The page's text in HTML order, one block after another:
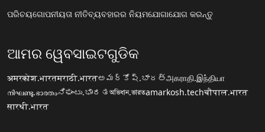
ପରିଚୟଗୋପନୀୟତା ନୀତିବ୍ୟବହାରର ନିୟମଯୋଗାଯୋଗ କରନ୍ତୁ
ଆମର ୱେବସାଇଟଗୁଡିକ
अमरकोश.भारतमराठी.भारतఅమర్కోష్.భారత్அகராதி.இந்தியா
നിഘണ്ടു.ഭാരതംನಿಘಂಟು.ಭಾರತঅভিধান.ভারতamarkosh.techचौपाल.भारत
सारथी.भारत